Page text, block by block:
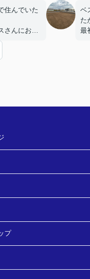
住んでいた
んにお任
ベ
た
最
プ